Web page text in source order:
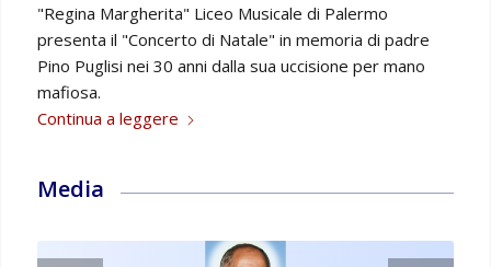
"Regina Margherita" Liceo Musicale di Palermo
presenta il "Concerto di Natale" in memoria di padre
Pino Puglisi nei 30 anni dalla sua uccisione per mano
mafiosa.
Continua a leggere
Media